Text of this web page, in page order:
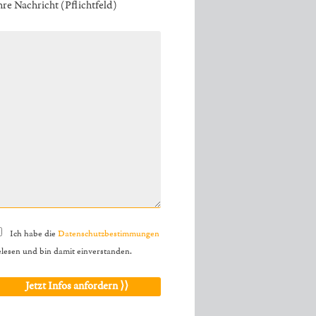
Nachricht (Pflichtfeld)
Ich habe die Datenschutzbestimmungen
und bin damit einverstanden.